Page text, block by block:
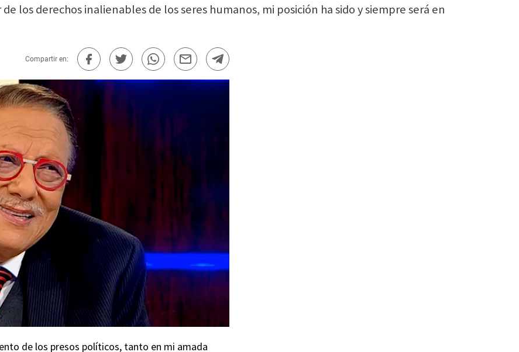
los derechos inalienables de los seres humanos, mi posición ha sido y siempre será en
Compartir en:
de los presos políticos, tanto en mi amada